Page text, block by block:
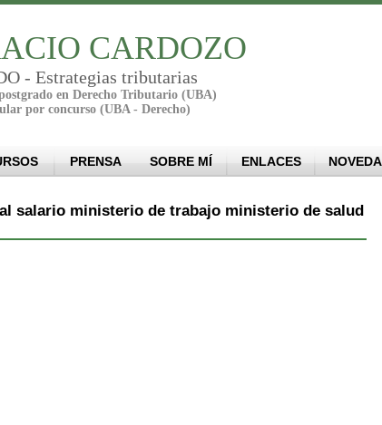
CARDOZO
- Estrategias tributarias
en Derecho Tributario (UBA)
por concurso (UBA - Derecho)
PRENSA SOBRE MÍ ENLACES
salario ministerio de trabajo ministerio de salud